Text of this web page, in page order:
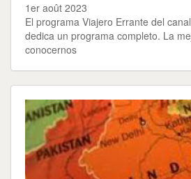
1er août 2023
El programa Viajero Errante del
dedica un programa completo. La
conocernos